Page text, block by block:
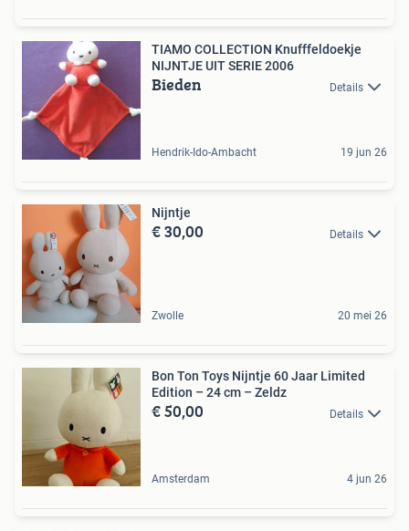
TIAMO COLLECTION Knufffeldoekje
NIJNTJE UIT SERIE 2006
Bieden Details
Hendrik-Ido-Ambacht 19 jun 26
Nijntje
€ 30,00 Details
Zwolle 20 mei 26
Bon Ton Toys Nijntje 60 Jaar Limited
Edition – 24 cm – Zeldz
€ 50,00 Details
Amsterdam 4 jun 26